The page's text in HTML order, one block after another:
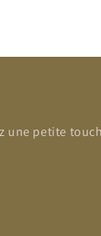
une petite